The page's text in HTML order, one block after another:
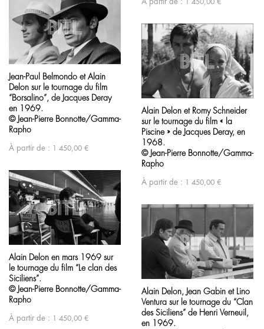
À partir de : 1 450,00 €
Jean-Paul Belmondo et Alain
Delon sur le tournage du film
“Borsalino”, de Jacques Deray
en 1969.
© Jean-Pierre Bonnotte/Gamma-
Rapho
À partir de : 1 450,00 €
Alain Delon et Romy Schneider
sur le tournage du film « la
Piscine » de Jacques Deray, en
1968.
© Jean-Pierre Bonnotte/Gamma-
Rapho
À partir de : 1 450,00 €
Alain Delon en mars 1969 sur
le tournage du film “Le clan des
Siciliens”.
© Jean-Pierre Bonnotte/Gamma-
Rapho
À partir de : 1 450,00 €
Alain Delon, Jean Gabin et Lino
Ventura sur le tournage du “Clan
des Siciliens” de Henri Verneuil,
en 1969.